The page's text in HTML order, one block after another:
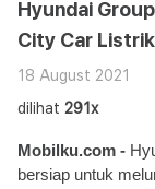
Hyundai
City Car Listrik
18 August 2021
dilihat 291x
Mobilku.com -
bersiap untuk